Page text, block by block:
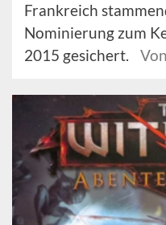
Frankreich
Nominierung zum
2015 gesichert.